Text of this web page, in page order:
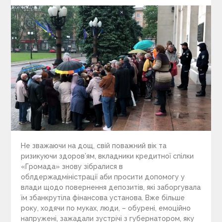
Не зважаючи на дощ, свій поважний вік та
ризикуючи здоров’ям, вкладники кредитної спілки
«Громада» знову зібралися в
облдержадміністрації аби просити допомогу у
влади щодо повернення депозитів, які заборгувала
їм збанкрутіла фінансова установа. Вже більше
року, ходячи по муках, люди, – обурені, емоційно
напружені, зажадали зустрічі з губернатором, яку